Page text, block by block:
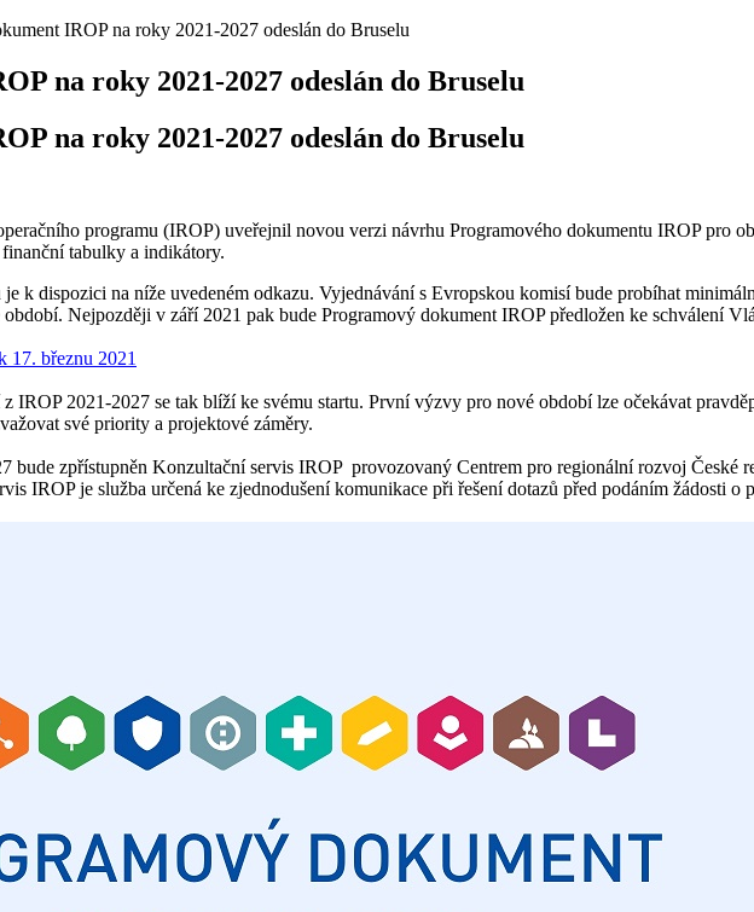
IROP na roky 2021-2027 odeslán do Bruselu
na roky 2021-2027 odeslán do Bruselu
na roky 2021-2027 odeslán do Bruselu
programu (IROP) uveřejnil novou verzi návrhu Programového dokumentu IROP pro
tabulky a indikátory.
k dispozici na níže uvedeném odkazu. Vyjednávání s Evropskou komisí bude probíhat
Nejpozději v září 2021 pak bude Programový dokument IROP předložen ke schválení
17. březnu 2021
IROP 2021-2027 se tak blíží ke svému startu. První výzvy pro nové období lze očekávat
své priority a projektové záměry.
bude zpřístupněn Konzultační servis IROP provozovaný Centrem pro regionální rozvoj České
IROP je služba určená ke zjednodušení komunikace při řešení dotazů před podáním žádosti o